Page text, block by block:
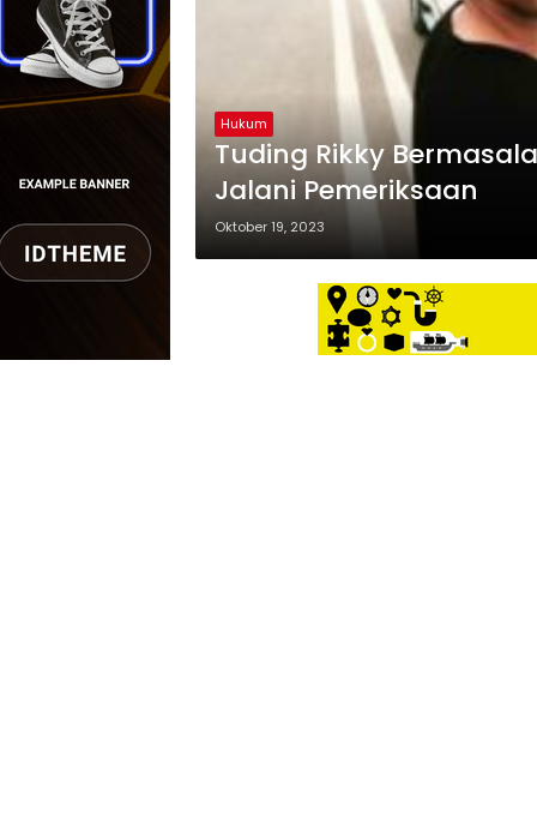
Hukum
Tuding Rikky
Jalani Pemeriksaan
Oktober 19, 2023